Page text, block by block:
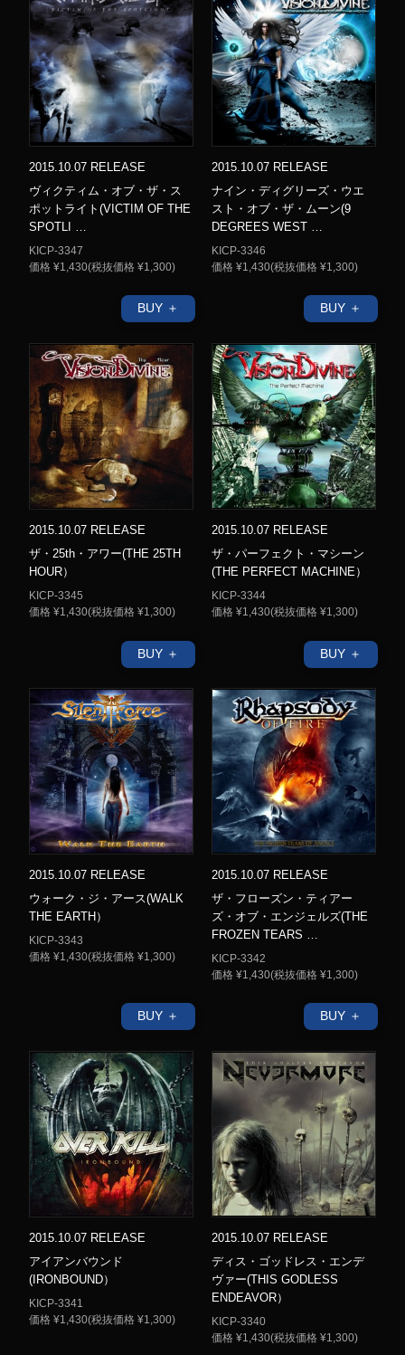
2015.10.07 RELEASE
ヴィクティム・オブ・ザ・ス
ポットライト(VICTIM OF THE
SPOTLI …
KICP-3347
価格 ¥1,430(税抜価格 ¥1,300)
BUY ＋
2015.10.07 RELEASE
ナイン・ディグリーズ・ウエ
スト・オブ・ザ・ムーン(9
DEGREES WEST …
KICP-3346
価格 ¥1,430(税抜価格 ¥1,300)
BUY ＋
2015.10.07 RELEASE
ザ・25th・アワー(THE 25TH
HOUR）
KICP-3345
価格 ¥1,430(税抜価格 ¥1,300)
BUY ＋
2015.10.07 RELEASE
ザ・パーフェクト・マシーン
(THE PERFECT MACHINE）
KICP-3344
価格 ¥1,430(税抜価格 ¥1,300)
BUY ＋
2015.10.07 RELEASE
ウォーク・ジ・アース(WALK
THE EARTH）
KICP-3343
価格 ¥1,430(税抜価格 ¥1,300)
BUY ＋
2015.10.07 RELEASE
ザ・フローズン・ティアー
ズ・オブ・エンジェルズ(THE
FROZEN TEARS …
KICP-3342
価格 ¥1,430(税抜価格 ¥1,300)
BUY ＋
2015.10.07 RELEASE
アイアンバウンド
(IRONBOUND）
KICP-3341
価格 ¥1,430(税抜価格 ¥1,300)
2015.10.07 RELEASE
ディス・ゴッドレス・エンデ
ヴァー(THIS GODLESS
ENDEAVOR）
KICP-3340
価格 ¥1,430(税抜価格 ¥1,300)